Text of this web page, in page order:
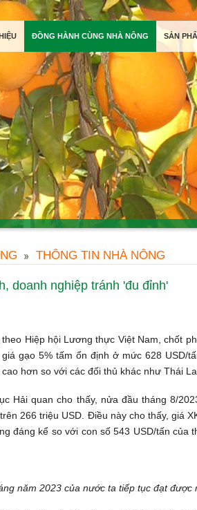
ĐỒNG HÀNH CÙNG NHÀ NÔNG SẢN
THÔNG TIN NHÀ NÔNG
doanh nghiệp tránh 'đu đỉnh'
Hiệp hội Lương thực Việt Nam, chốt
gạo 5% tấm ổn định ở mức 628 USD/
hơn so với các đối thủ khác như Thái
Hải quan cho thấy, nửa đầu tháng 8/
266 triệu USD. Điều này cho thấy, giá
đáng kể so với con số 543 USD/tấn của
năm 2023 của nước ta tiếp tục đạt được